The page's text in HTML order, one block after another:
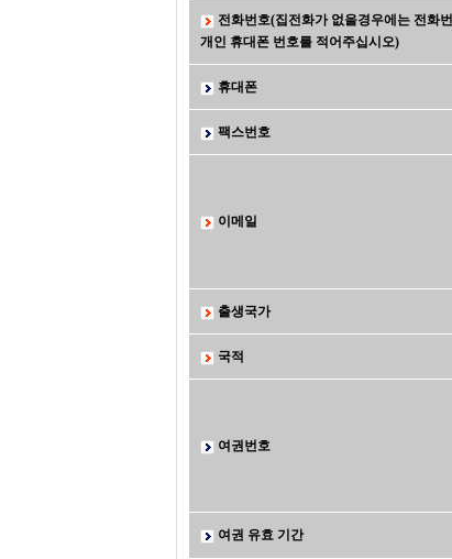
전화번호(집전화가 없을경우에는 전화번
개인 휴대폰 번호를 적어주십시오)
휴대폰
팩스번호
이메일
출생국가
국적
여권번호
여권 유효 기간